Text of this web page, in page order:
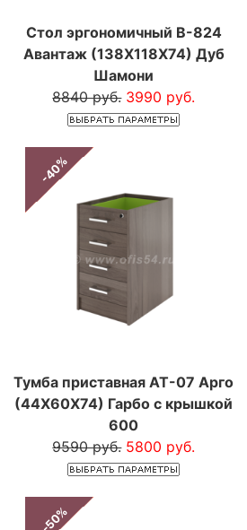
Стол эргономичный В-824
Авантаж (138Х118Х74) Дуб
Шамони
8840 руб. 3990 руб.
-40%
Тумба приставная АТ-07 Арго
(44Х60Х74) Гарбо с крышкой
600
9590 руб. 5800 руб.
-50%